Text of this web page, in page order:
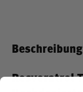
Beschreibung
Resveratrol